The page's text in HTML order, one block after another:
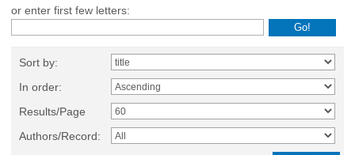
or enter first few letters:
Sort by:
In order:
Results/Page
Authors/Record: